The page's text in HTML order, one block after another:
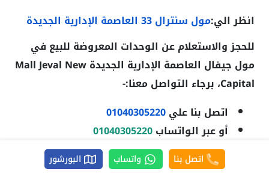
انظر الي:مول سنترال 33 العاصمة الإدارية الجديدة
للحجز والاستعلام عن الوحدات المعروضة للبيع في
مول جيفال العاصمة الإدارية الجديدة Mall Jeval New
Capital، برجاء التواصل معنا:-
اتصل بنا علي01040305220
أو عبر الواتساب01040305220
واتساب اتصل البورشور
اتصل بنا واتساب البورشور